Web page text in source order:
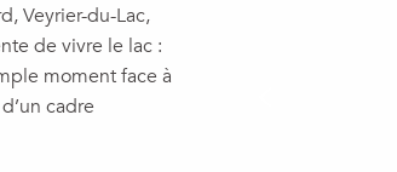
Veyrier-du-Lac,
de vivre le lac :
moment face à
cadre